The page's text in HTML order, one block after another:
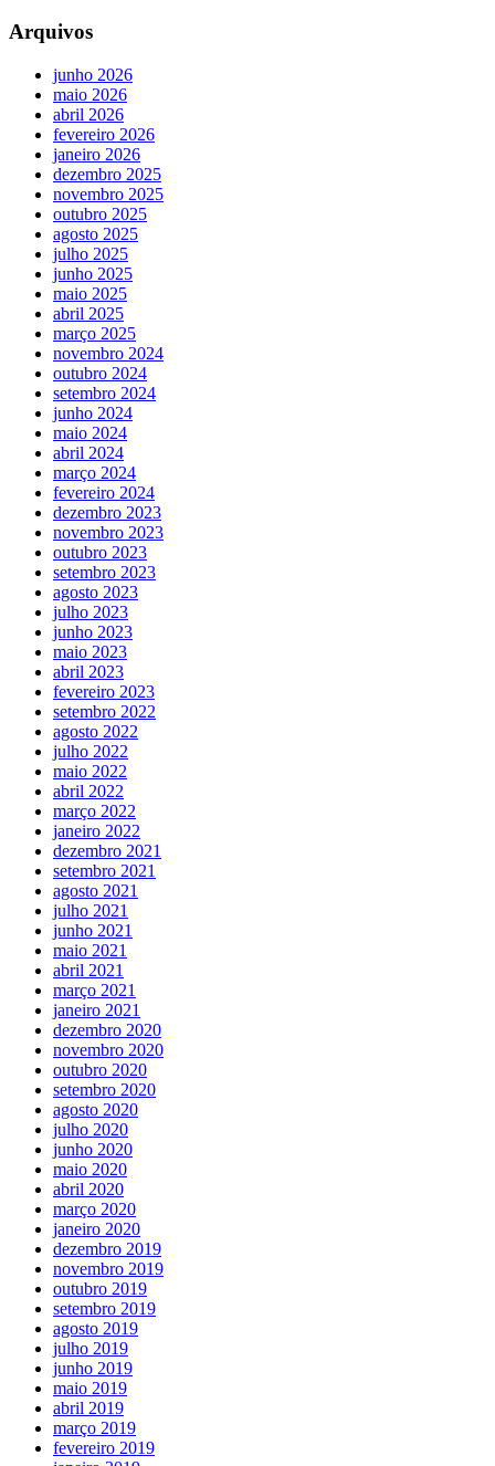
Arquivos
junho 2026
maio 2026
abril 2026
fevereiro 2026
janeiro 2026
dezembro 2025
novembro 2025
outubro 2025
agosto 2025
julho 2025
junho 2025
maio 2025
abril 2025
março 2025
novembro 2024
outubro 2024
setembro 2024
junho 2024
maio 2024
abril 2024
março 2024
fevereiro 2024
dezembro 2023
novembro 2023
outubro 2023
setembro 2023
agosto 2023
julho 2023
junho 2023
maio 2023
abril 2023
fevereiro 2023
setembro 2022
agosto 2022
julho 2022
maio 2022
abril 2022
março 2022
janeiro 2022
dezembro 2021
setembro 2021
agosto 2021
julho 2021
junho 2021
maio 2021
abril 2021
março 2021
janeiro 2021
dezembro 2020
novembro 2020
outubro 2020
setembro 2020
agosto 2020
julho 2020
junho 2020
maio 2020
abril 2020
março 2020
janeiro 2020
dezembro 2019
novembro 2019
outubro 2019
setembro 2019
agosto 2019
julho 2019
junho 2019
maio 2019
abril 2019
março 2019
fevereiro 2019